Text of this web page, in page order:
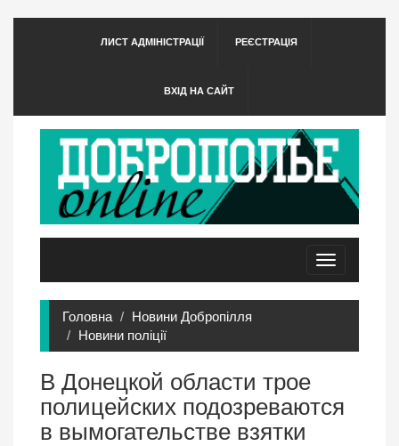
ЛИСТ АДМІНІСТРАЦІЇ РЕЄСТРАЦІЯ
ВХІД НА САЙТ
Toggle
navigation
Головна
Новини Добропілля
Новини поліції
В Донецкой области трое
полицейских подозреваются
в вымогательстве взятки